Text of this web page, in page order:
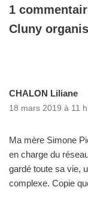
1
Cluny
CHALON Liliane
18 mars 2019 à 11
Ma mère Simone
en charge du
gardé toute sa vie,
complexe. Copie